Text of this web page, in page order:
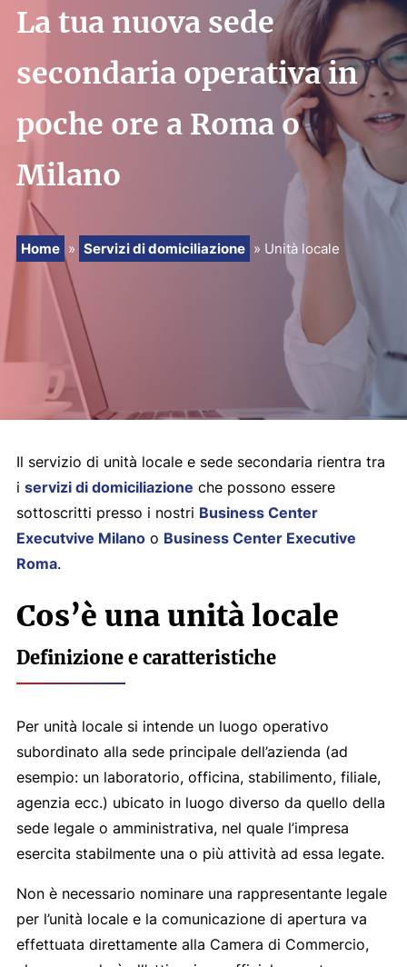
PRENOTA
RICHIEDI PREVENTIVO
La tua nuova sede
secondaria operativa in
poche ore a Roma o
Milano
Home » Servizi di domiciliazione » Unità locale
Il servizio di unità locale e sede secondaria rientra tra
i servizi di domiciliazione che possono essere
sottoscritti presso i nostri Business Center
Executvive Milanoo Business Center Executive
Roma.
Cos’è una unità locale
Definizione e caratteristiche
Per unità locale si intende un luogo operativo
subordinato alla sede principale dell’azienda (ad
esempio: un laboratorio, officina, stabilimento, filiale,
agenzia ecc.) ubicato in luogo diverso da quello della
sede legale o amministrativa, nel quale l’impresa
esercita stabilmente una o più attività ad essa legate.
Non è necessario nominare una rappresentante legale
per l’unità locale e la comunicazione di apertura va
effettuata direttamente alla Camera di Commercio,